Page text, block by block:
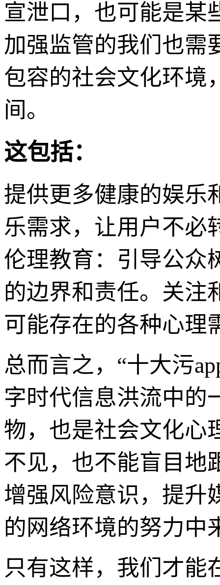
宣泄口，也可能是某
加强监管的我们也需
包容的社会文化环境
间。
这包括：
提供更多健康的娱乐
乐需求，让用户不必
伦理教育：引导公众
的边界和责任。关注
可能存在的各种心理
总而言之，“十大污
字时代信息洪流中的
物，也是社会文化心
不见，也不能盲目地
增强风险意识，提升
的网络环境的努力中
只有这样，我们才能